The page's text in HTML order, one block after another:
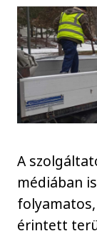
A
médiában
érintett